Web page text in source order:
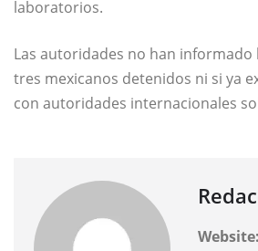
laboratorios.
Las autoridades no han informado
tres mexicanos detenidos ni si ya
con autoridades internacionales
Website: